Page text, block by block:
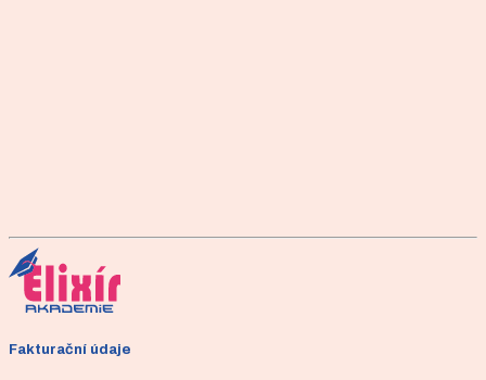
a pečovatele, ale i pro ty, kteří se chtějí s problematikou
blíže seznámit nebo se naučit efektivně cvičit.
Více informací
Fakturační údaje